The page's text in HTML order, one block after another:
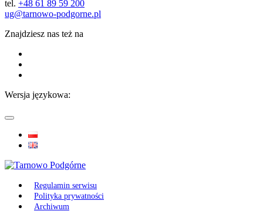
tel. +48 61 89 59 200
ug@tarnowo-podgorne.pl
Znajdziesz nas też na
Wersja językowa:
Regulamin serwisu
Polityka prywatności
Archiwum